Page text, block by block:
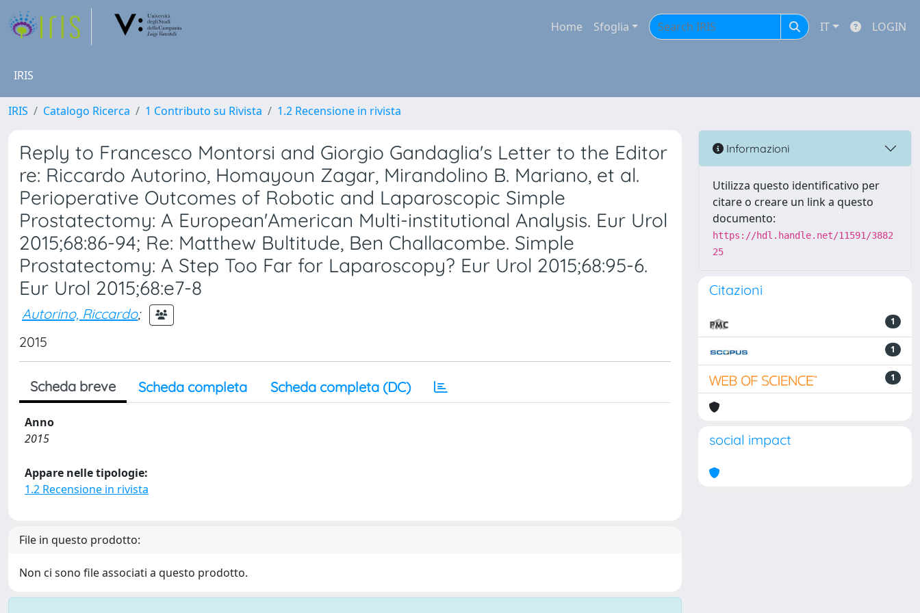
Home Sfoglia IT LOGIN
IRIS
IRIS Catalogo Ricerca 1 Contributo su Rivista 1.2 Recensione in rivista
Reply to Francesco Montorsi and Giorgio Gandaglia's Letter to the Editor
re: Riccardo Autorino, Homayoun Zagar, Mirandolino B. Mariano, et al.
Perioperative Outcomes of Robotic and Laparoscopic Simple
Prostatectomy: A European'American Multi-institutional Analysis. Eur Urol
2015;68:86-94; Re: Matthew Bultitude, Ben Challacombe. Simple
Prostatectomy: A Step Too Far for Laparoscopy? Eur Urol 2015;68:95-6.
Eur Urol 2015;68:e7-8
Autorino, Riccardo;
2015
Scheda breve Scheda completa Scheda completa (DC)
Anno
2015
Appare nelle tipologie:
1.2 Recensione in rivista
File in questo prodotto:
Non ci sono file associati a questo prodotto.
Informazioni
Utilizza questo identificativo per
citare o creare un link a questo
documento:
https://hdl.handle.net/11591/3882
25
Citazioni
1
1
1
social impact